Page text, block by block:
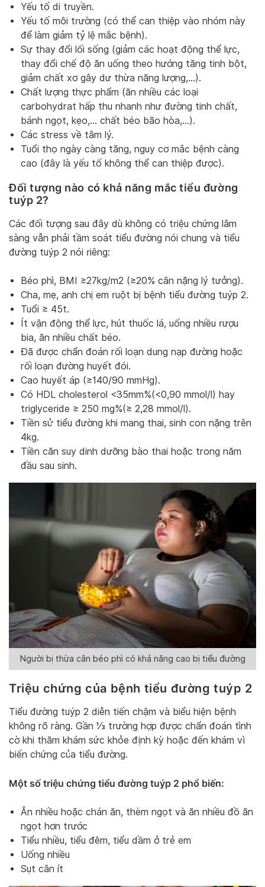
Yếu tố di truyền.
Yếu tố môi trường (có thể can thiệp vào nhóm này
để làm giảm tỷ lệ mắc bệnh).
Sự thay đổi lối sống (giảm các hoạt động thể lực,
thay đổi chế độ ăn uống theo hướng tăng tinh bột,
giảm chất xơ gây dư thừa năng lượng,…).
Chất lượng thực phẩm (ăn nhiều các loại
carbohydrat hấp thu nhanh như đường tinh chất,
bánh ngọt, kẹo,… chất béo bão hòa,…).
Các stress về tâm lý.
Tuổi thọ ngày càng tăng, nguy cơ mắc bệnh càng
cao (đây là yếu tố không thể can thiệp được).
Đối tượng nào có khả năng mắc tiểu đường
tuýp 2?
Các đối tượng sau đây dù không có triệu chứng lâm
sàng vẫn phải tầm soát tiểu đường nói chung và tiểu
đường tuýp 2 nói riêng:
Béo phì, BMI ≥27kg/m2 (≥20% cân nặng lý tưởng).
Cha, mẹ, anh chị em ruột bị bệnh tiểu đường tuýp 2.
Tuổi ≥ 45t.
Ít vận động thể lực, hút thuốc lá, uống nhiều rượu
bia, ăn nhiều chất béo.
Đã được chẩn đoán rối loạn dung nạp đường hoặc
rối loạn đường huyết đói.
Cao huyết áp (≥140/90 mmHg).
Có HDL cholesterol <35mm%(<0,90 mmol/l) hay
triglyceride ≥ 250 mg%(≥ 2,28 mmol/l).
Tiền sử tiểu đường khi mang thai, sinh con nặng trên
4kg.
Tiền căn suy dinh dưỡng bào thai hoặc trong năm
đầu sau sinh.
Người bị thừa cân béo phì có khả năng cao bị tiểu đường
Triệu chứng của bệnh tiểu đường tuýp 2
Tiểu đường tuýp 2 diễn tiến chậm và biểu hiện bệnh
không rõ ràng. Gần ⅓ trường hợp được chẩn đoán tình
cờ khi thăm khám sức khỏe định kỳ hoặc đến khám vì
biến chứng của tiểu đường.
Một số triệu chứng tiểu đường tuýp 2 phổ biến:
Ăn nhiều hoặc chán ăn, thèm ngọt và ăn nhiều đồ ăn
ngọt hơn trước
Tiểu nhiều, tiểu đêm, tiểu dầm ở trẻ em
Uống nhiều
Sụt cân ít